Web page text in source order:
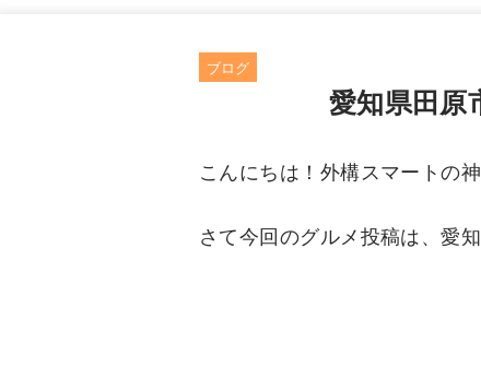
ブログ
愛知県田原
こんにちは！外構スマートの神
さて今回のグルメ投稿は、愛